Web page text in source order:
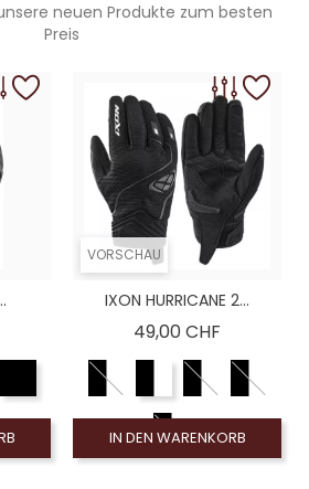
neuen Produkte zum besten
Preis
VORSCHAU
IXON HURRICANE 2...
49,00 CHF
IN DEN WARENKORB